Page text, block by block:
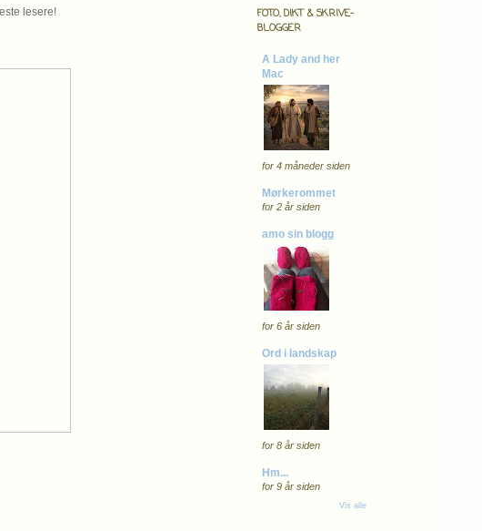
lesere!
FOTO, DIKT & SKRIVE-
BLOGGER
A Lady and her
Mac
for 4 måneder siden
Mørkerommet
for 2 år siden
amo sin blogg
for 6 år siden
Ord i landskap
for 8 år siden
Hm...
for 9 år siden
Vis alle